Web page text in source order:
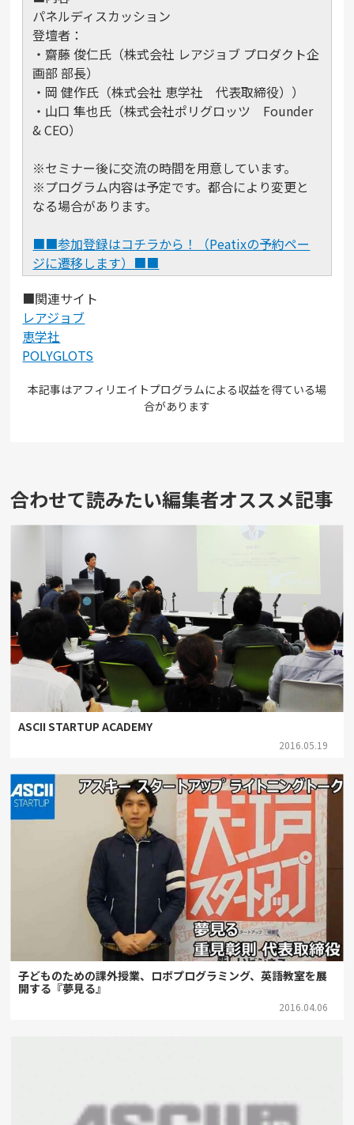
パネルディスカッション
登壇者：
・齋藤 俊仁氏（株式会社 レアジョブ プロダクト企
画部 部長）
・岡 健作氏（株式会社 恵学社 代表取締役））
・山口 隼也氏（株式会社ポリグロッツ Founder
& CEO）
※セミナー後に交流の時間を用意しています。
※プログラム内容は予定です。都合により変更と
なる場合があります。
■■参加登録はコチラから！（Peatixの予約ペー
ジに遷移します）■■
■関連サイト
レアジョブ
恵学社
POLYGLOTS
本記事はアフィリエイトプログラムによる収益を得ている場
合があります
合わせて読みたい編集者オススメ記事
ASCII STARTUP ACADEMY
2016.05.19
子どものための課外授業、ロボプログラミング、英語教室を展
開する『夢見る』
2016.04.06